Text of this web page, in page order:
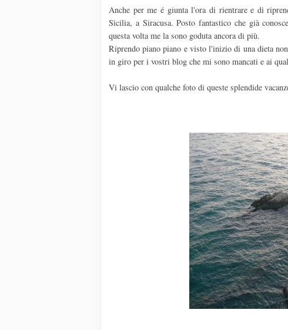
Anche per me é giunta l'ora di rientrare e di
Sicilia, a Siracusa. Posto fantastico che già
questa volta me la sono goduta ancora di più.
Riprendo piano piano e visto l'inizio di una dieta
in giro per i vostri blog che mi sono mancati e ai
Vi lascio con qualche foto di queste splendide